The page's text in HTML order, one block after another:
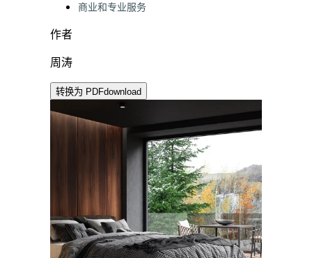
商业和专业服务
作者
周涛
转换为 PDFdownload